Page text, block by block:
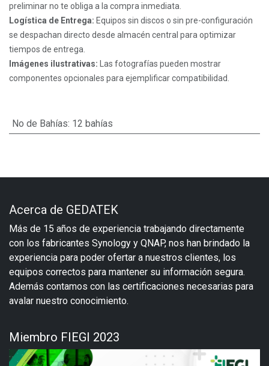
preliminar no te obliga a la compra inmediata.
Logística de Entrega: Equipos sin discos o sin pre-configuración
se despachan directo desde almacén central para optimizar
tiempos de entrega.
Imágenes ilustrativas: Las fotografías pueden mostrar
componentes opcionales para ejemplificar compatibilidad.
No de Bahías: 12 bahías
Acerca de GEDATEK
Más de 15 años de experiencia trabajando directamente
con los fabricantes Synology y QNAP, nos han brindado la
experiencia para poder ofertar a nuestros clientes, los
equipos correctos para mantener su información segura.
Además contamos con las certificaciones necesarias para
avalar nuestro conocimiento.
Miembro FIEGI 2023